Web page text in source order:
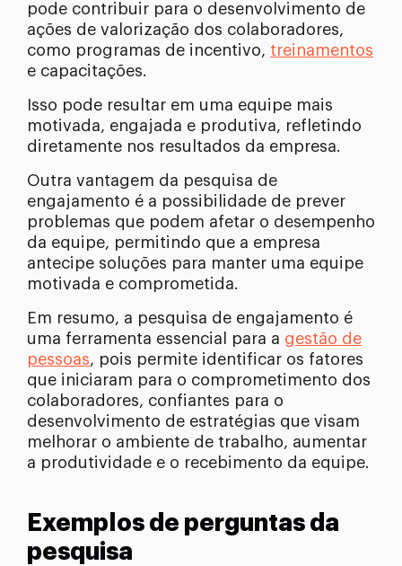
pode contribuir para o desenvolvimento de
ações de valorização dos colaboradores,
como programas de incentivo, treinamentos
e capacitações.
Isso pode resultar em uma equipe mais
motivada, engajada e produtiva, refletindo
diretamente nos resultados da empresa.
Outra vantagem da pesquisa de
engajamento é a possibilidade de prever
problemas que podem afetar o desempenho
da equipe, permitindo que a empresa
antecipe soluções para manter uma equipe
motivada e comprometida.
Em resumo, a pesquisa de engajamento é
uma ferramenta essencial para a gestão de
pessoas, pois permite identificar os fatores
que iniciaram para o comprometimento dos
colaboradores, confiantes para o
desenvolvimento de estratégias que visam
melhorar o ambiente de trabalho, aumentar
a produtividade e o recebimento da equipe.
Exemplos de perguntas da
pesquisa